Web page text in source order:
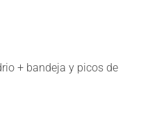
+ bandeja y picos de